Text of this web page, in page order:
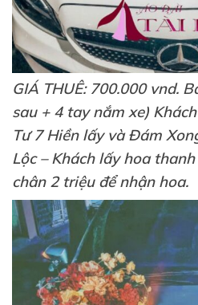
GIÁ THUÊ: 700.000 vnd.
sau + 4 tay nắm xe)
Tư 7 Hiền lấy và Đám
Lộc – Khách lấy hoa
chân 2 triệu để nhận hoa.